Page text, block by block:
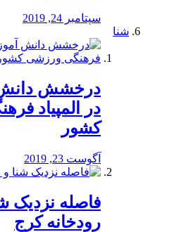
سپتامبر 24, 2019
شنا
درخشش دانش
در المپیاد
کشور
آگوست 23, 2019
️فاصله نزدیک
رودخانه کرج